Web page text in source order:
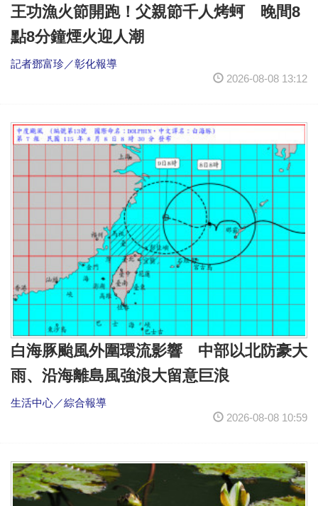
王功漁火節開跑！父親節千人烤蚵 晚間8
點8分鐘煙火迎人潮
記者鄧富珍／彰化報導
2026-08-08 13:12
白海豚颱風外圍環流影響 中部以北防豪大
雨、沿海離島風強浪大留意巨浪
生活中心／綜合報導
2026-08-08 10:59